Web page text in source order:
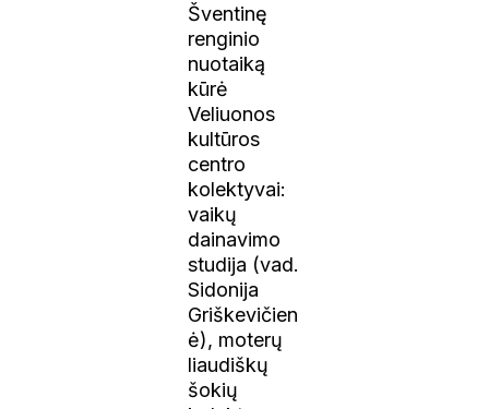
Šventinę
renginio
nuotaiką
kūrė
Veliuonos
kultūros
centro
kolektyvai:
vaikų
dainavimo
studija (vad.
Sidonija
Griškevičien
ė), moterų
liaudiškų
šokių